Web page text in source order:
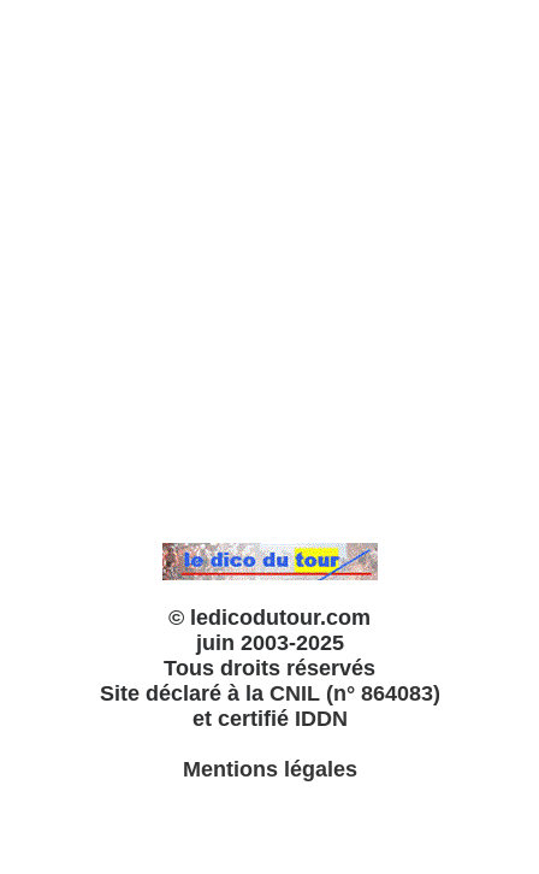
© ledicodutour.com
juin 2003-2025
Tous droits réservés
Site déclaré à la CNIL (n° 864083)
et certifié IDDN
Mentions légales